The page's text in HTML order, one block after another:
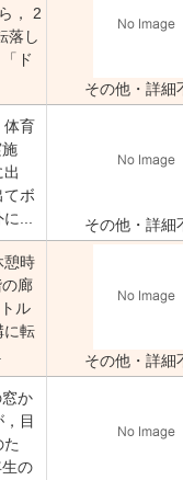
， 2
落し
ド
その他・詳細
体育
てボ
...
その他・詳細
憩時
廊
ル
に転
その他・詳細
か
目
の